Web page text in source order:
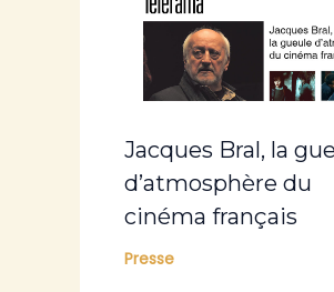
Jacques Bral, la
d’atmosphère du
cinéma français
Presse